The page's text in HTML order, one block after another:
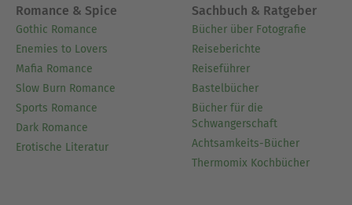
Romance & Spice
Gothic Romance
Enemies to Lovers
Mafia Romance
Slow Burn Romance
Sports Romance
Dark Romance
Erotische Literatur
Sachbuch & Ratgeber
Bücher über Fotografie
Reiseberichte
Reiseführer
Bastelbücher
Bücher für die
Schwangerschaft
Achtsamkeits-Bücher
Thermomix Kochbücher